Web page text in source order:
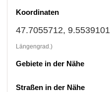
Koordinaten
47.7055712, 9.5539101
Längengrad.)
Gebiete in der Nähe
Straßen in der Nähe